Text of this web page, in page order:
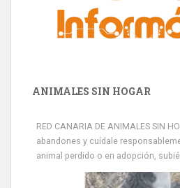
ANIMALES SIN HOGAR
RED CANARIA DE ANIMALES SIN
abandones y cuídale
animal perdido o en adopción,